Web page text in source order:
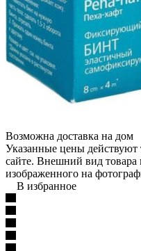
Возможна доставка на дом
Указанные цены действуют
сайте. Внешний вид товара
изображенного на
В избранное